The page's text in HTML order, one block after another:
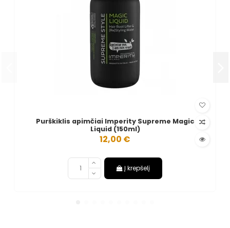
Purškiklis apimčiai Imperity Supreme Magic
Liquid (150ml)
12,00 €
Į krepšelį